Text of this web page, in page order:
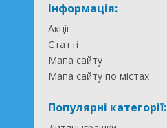
Інформація:
Акції
Статті
Мапа сайту
Мапа сайту по містах
Популярні категорії: